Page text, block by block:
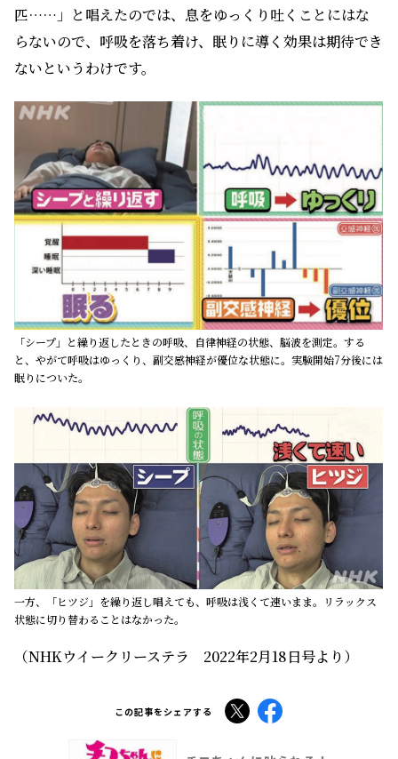
匹……」と唱えたのでは、息をゆっくり吐くことにはな
らないので、呼吸を落ち着け、眠りに導く効果は期待でき
ないというわけです。
「シープ」と繰り返したときの呼吸、自律神経の状態、脳波を測定。する
と、やがて呼吸はゆっくり、副交感神経が優位な状態に。実験開始7分後には
眠りについた。
一方、「ヒツジ」を繰り返し唱えても、呼吸は浅くて速いまま。リラックス
状態に切り替わることはなかった。
（NHKウイークリーステラ 2022年2月18日号より）
この記事をシェアする X Facebook